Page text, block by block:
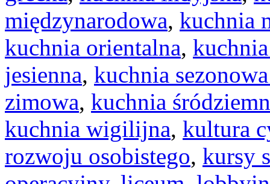
międzynarodowa, kuchnia
kuchnia orientalna,
jesienna, kuchnia
zimowa, kuchnia
kuchnia wigilijna, kultura
rozwoju osobistego, kursy